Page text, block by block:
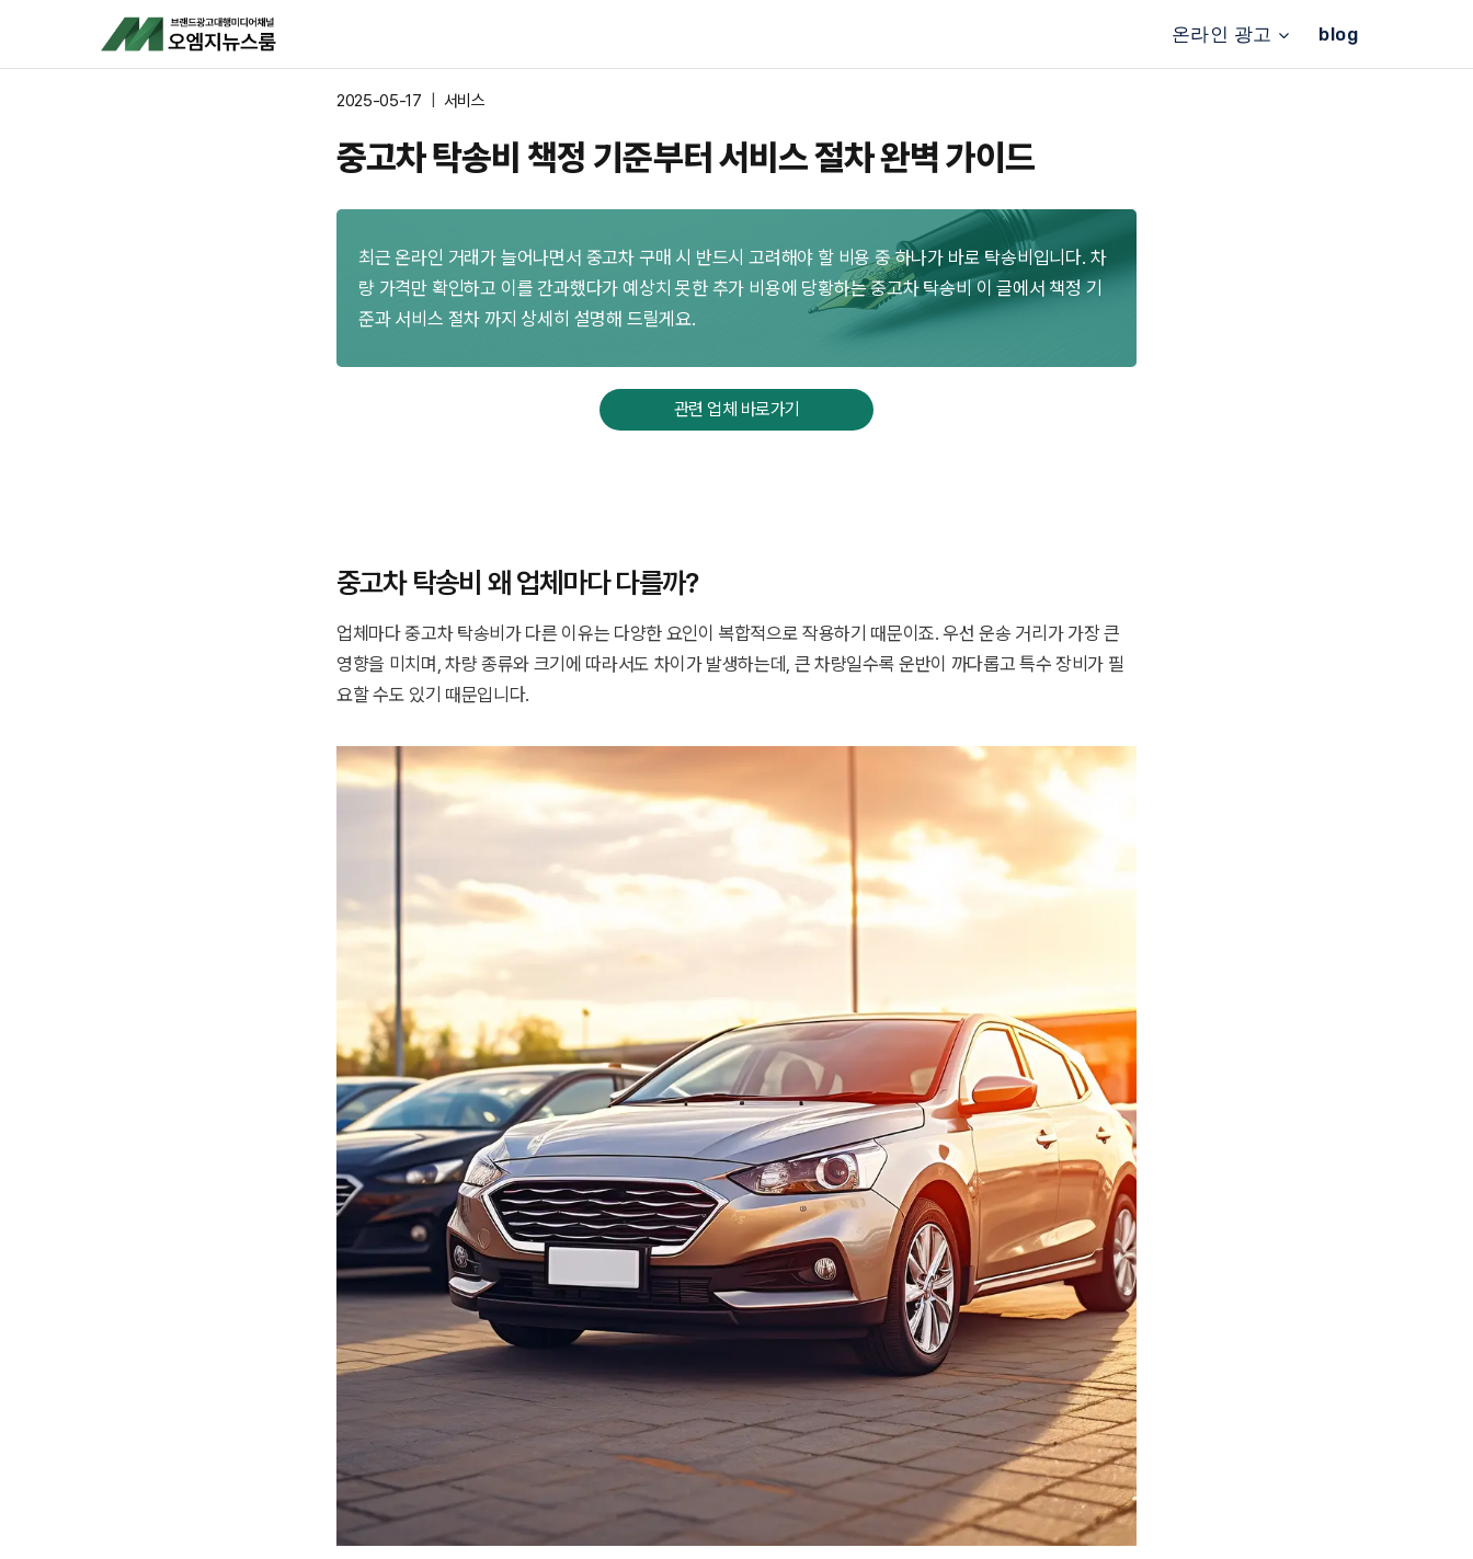
content
온라인 광고 blog
2025-05-17 서비스
중고차 탁송비 책정 기준부터 서비스 절차 완벽 가이드
최근 온라인 거래가 늘어나면서 중고차 구매 시 반드시 고려해야 할 비용 중 하나가 바로 탁송비입니다. 차
량 가격만 확인하고 이를 간과했다가 예상치 못한 추가 비용에 당황하는 중고차 탁송비 이 글에서 책정 기
준과 서비스 절차 까지 상세히 설명해 드릴게요.
관련 업체 바로가기
중고차 탁송비 왜 업체마다 다를까?
업체마다 중고차 탁송비가 다른 이유는 다양한 요인이 복합적으로 작용하기 때문이죠. 우선 운송 거리가 가장 큰
영향을 미치며, 차량 종류와 크기에 따라서도 차이가 발생하는데, 큰 차량일수록 운반이 까다롭고 특수 장비가 필
요할 수도 있기 때문입니다.